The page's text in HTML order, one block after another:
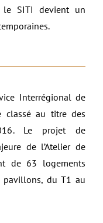
le SITI devient un
Interrégional de
classé au titre des
Le projet de
de l’Atelier de
de 63 logements
pavillons, du T1 au